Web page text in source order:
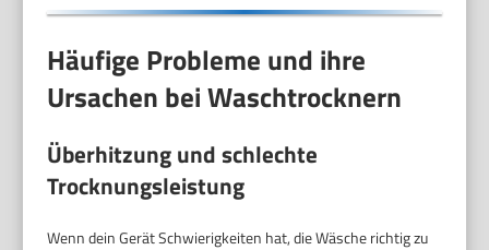
Häufige Probleme und ihre
Ursachen bei Waschtrocknern
Überhitzung und schlechte
Trocknungsleistung
Wenn dein Gerät Schwierigkeiten hat, die Wäsche richtig zu